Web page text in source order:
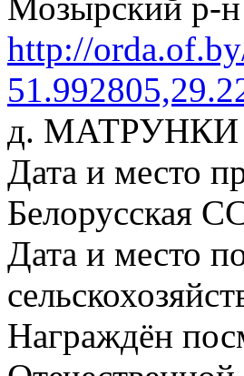
http://
д. МАТРУНКИ
Дата и место
Белорусская
Дата и место
Награждён